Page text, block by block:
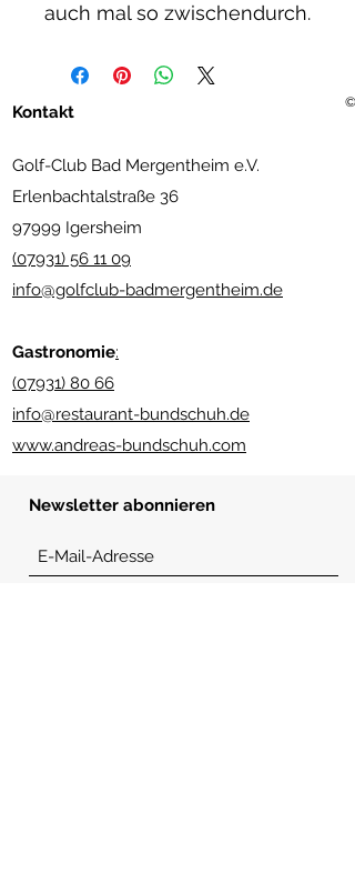
auch mal so zwischendurch.
Kontakt
Golf-Club Bad Mergentheim e.V.
Erlenbachtalstraße 36
97999 Igersheim
(07931) 56 11 09
info@golfclub-badmergentheim.de
Gastronomie:
(07931) 80 66
info@restaurant-bundschuh.de
www.andreas-bundschuh.com
Newsletter abonnieren